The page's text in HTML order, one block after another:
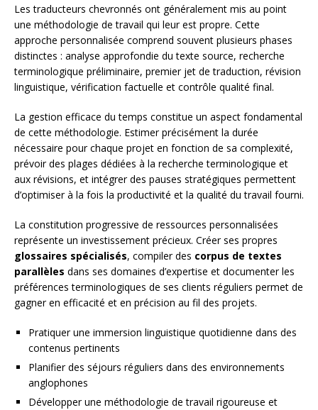
Les traducteurs chevronnés ont généralement mis au point
une méthodologie de travail qui leur est propre. Cette
approche personnalisée comprend souvent plusieurs phases
distinctes : analyse approfondie du texte source, recherche
terminologique préliminaire, premier jet de traduction, révision
linguistique, vérification factuelle et contrôle qualité final.
La gestion efficace du temps constitue un aspect fondamental
de cette méthodologie. Estimer précisément la durée
nécessaire pour chaque projet en fonction de sa complexité,
prévoir des plages dédiées à la recherche terminologique et
aux révisions, et intégrer des pauses stratégiques permettent
d’optimiser à la fois la productivité et la qualité du travail fourni.
La constitution progressive de ressources personnalisées
représente un investissement précieux. Créer ses propres
glossaires spécialisés, compiler des corpus de textes
parallèles dans ses domaines d’expertise et documenter les
préférences terminologiques de ses clients réguliers permet de
gagner en efficacité et en précision au fil des projets.
Pratiquer une immersion linguistique quotidienne dans des
contenus pertinents
Planifier des séjours réguliers dans des environnements
anglophones
Développer une méthodologie de travail rigoureuse et